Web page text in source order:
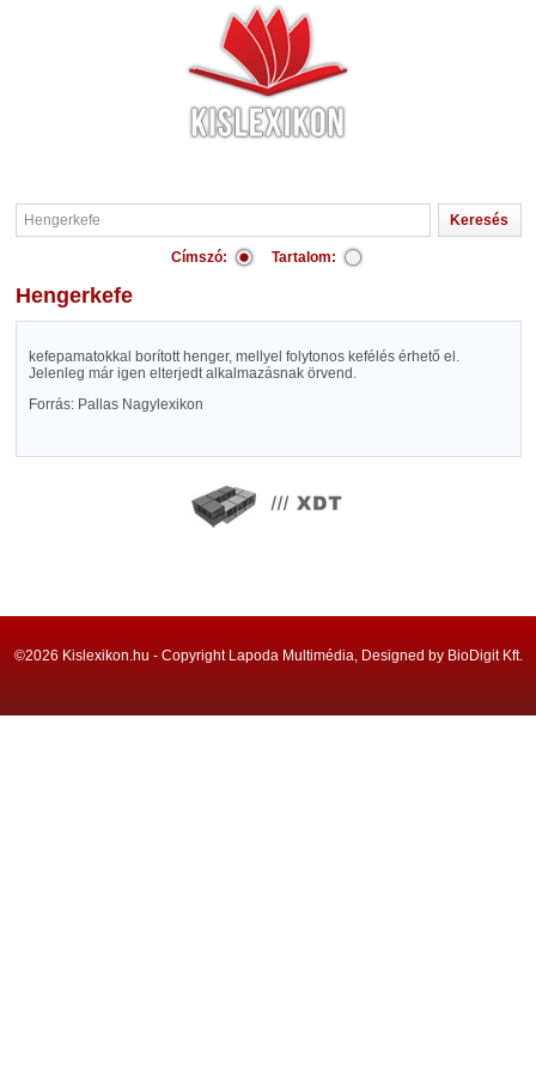
Címszó: Tartalom:
Hengerkefe
kefepamatokkal borított henger, mellyel folytonos kefélés érhető el.
Jelenleg már igen elterjedt alkalmazásnak örvend.
Forrás: Pallas Nagylexikon
©2026 Kislexikon.hu - Copyright Lapoda Multimédia, Designed by BioDigit Kft.